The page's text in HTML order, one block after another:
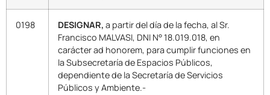
0198 DESIGNAR, a partir del día de la fecha, al Sr.
Francisco MALVASI, DNI N° 18.019.018, en
carácter ad honorem, para cumplir funciones en
la Subsecretaría de Espacios Públicos,
dependiente de la Secretaría de Servicios
Públicos y Ambiente.-